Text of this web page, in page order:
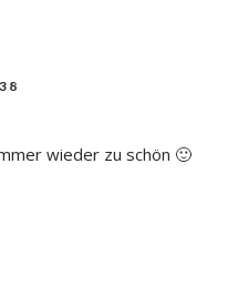
wieder zu schön 🙂